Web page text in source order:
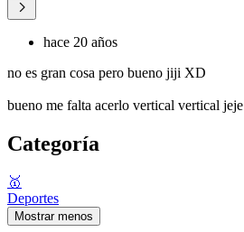
hace 20 años
no es gran cosa pero bueno jiji XD
bueno me falta acerlo vertical vertical jeje
Categoría
🥇
Deportes
Mostrar menos